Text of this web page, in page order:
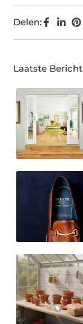
Delen:
Laatste Bericht